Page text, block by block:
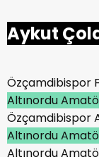
Aykut
Özçamdibispor
Altınordu
Özçamdibispor
Altınordu
Altınordu